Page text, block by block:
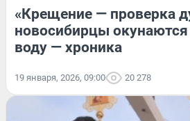
«Крещение — проверка
новосибирцы
воду — хроника
19 января, 2026, 09:00 20 278